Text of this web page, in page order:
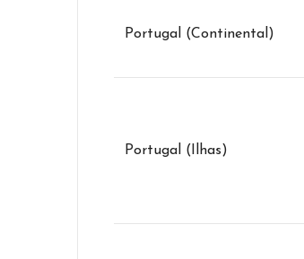
Portugal (Continental)
Portugal (Ilhas)